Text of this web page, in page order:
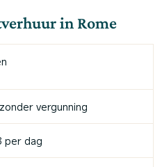
in Rome
vergunning
per dag